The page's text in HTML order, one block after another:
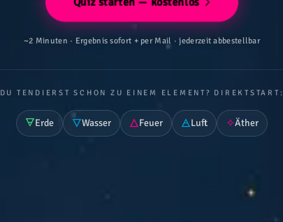
~2 Minuten · Ergebnis sofort + per Mail · jederzeit abbestellbar
DU TENDIERST SCHON ZU EINEM ELEMENT? DIREKTSTART:
🜃Erde 🜄Wasser 🜂Feuer 🜁Luft ✧Äther